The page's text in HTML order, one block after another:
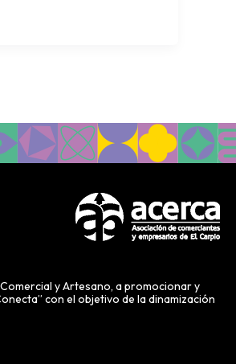
Comercial y Artesano, a promocionar y
con el objetivo de la dinamización